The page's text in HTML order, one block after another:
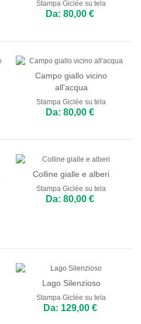
Stampa Giclée su tela
Da: 80,00 €
Campo giallo vicino
all'acqua
Stampa Giclée su tela
Da: 80,00 €
Colline gialle e alberi
Stampa Giclée su tela
Da: 80,00 €
Lago Silenzioso
Stampa Giclée su tela
Da: 129,00 €